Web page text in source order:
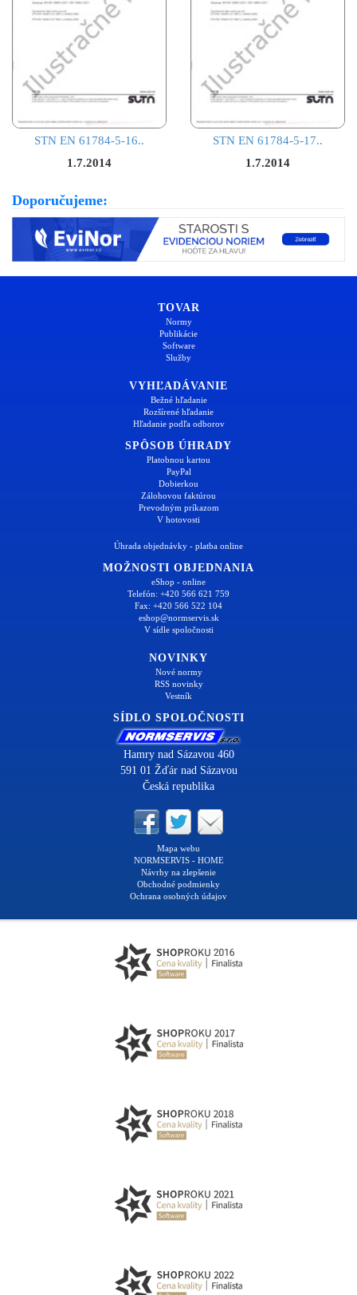
STN EN 61784-5-16..
1.7.2014
STN EN 61784-5-17..
1.7.2014
Doporučujeme:
TOVAR
Normy
Publikácie
Software
Služby
VYHĽADÁVANIE
Bežné hľadanie
Rozšírené hľadanie
Hľadanie podľa odborov
SPÔSOB ÚHRADY
Platobnou kartou
PayPal
Dobierkou
Zálohovou faktúrou
Prevodným príkazom
V hotovosti
Úhrada objednávky - platba online
MOŽNOSTI OBJEDNANIA
eShop - online
Telefón: +420 566 621 759
Fax: +420 566 522 104
eshop@normservis.sk
V sídle spoločnosti
NOVINKY
Nové normy
RSS novinky
Vestník
SÍDLO SPOLOČNOSTI
Hamry nad Sázavou 460
591 01 Žďár nad Sázavou
Česká republika
Mapa webu
NORMSERVIS - HOME
Návrhy na zlepšenie
Obchodné podmienky
Ochrana osobných údajov